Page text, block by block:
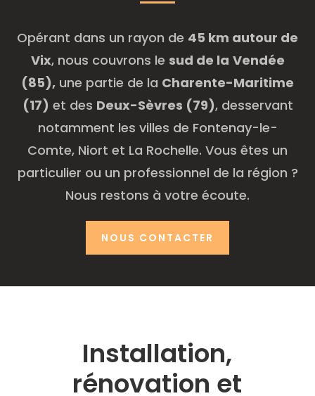
Opérant dans un rayon de 45 km autour de
Vix, nous couvrons le sud de la Vendée
(85), une partie de la Charente-Maritime
(17) et des Deux-Sèvres (79), desservant
notamment les villes de Fontenay-le-
Comte, Niort et La Rochelle. Vous êtes un
particulier ou un professionnel de la région ?
Nous restons à votre écoute.
NOUS CONTACTER
Installation,
rénovation et